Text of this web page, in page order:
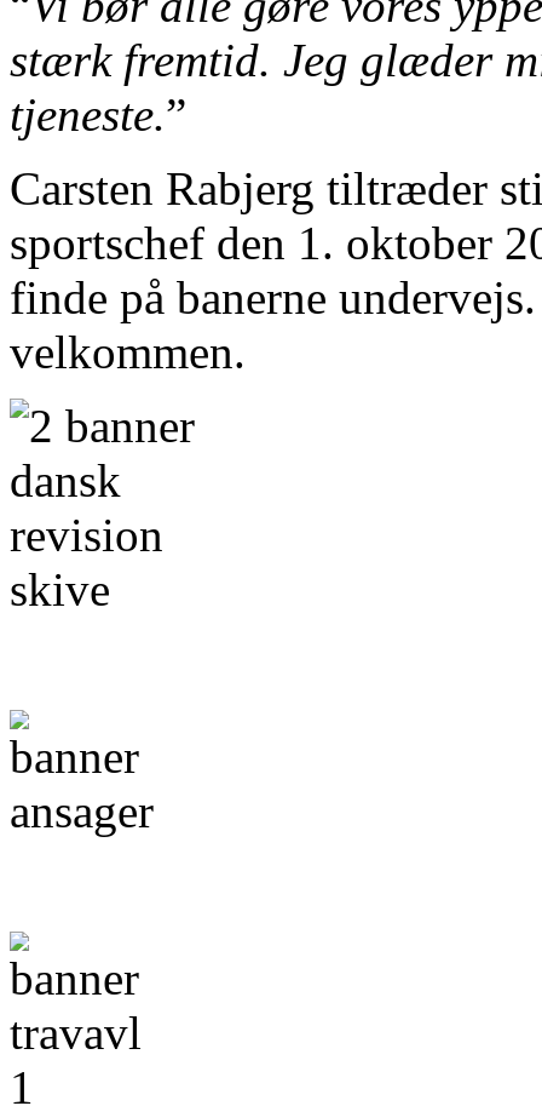
stærk fremtid. Jeg glæder
tjeneste.”
Carsten Rabjerg tiltræder
sportschef den 1. oktober
finde på banerne
velkommen.